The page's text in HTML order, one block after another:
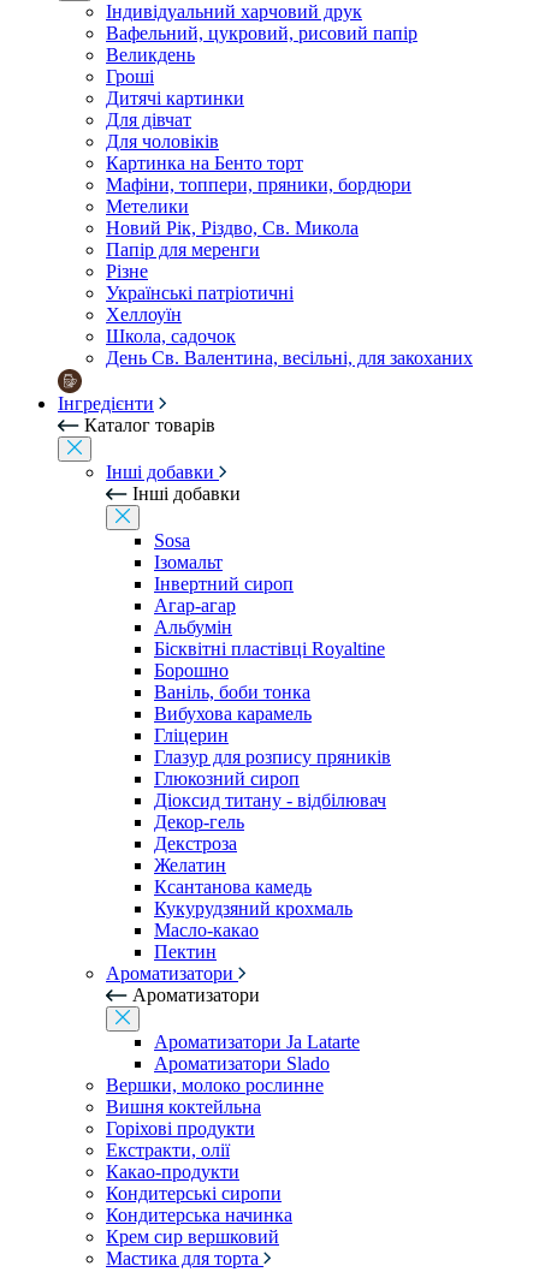
Індивідуальний харчовий друк
Вафельний, цукровий, рисовий папір
Великдень
Гроші
Дитячі картинки
Для дівчат
Для чоловіків
Картинка на Бенто торт
Мафіни, топпери, пряники, бордюри
Метелики
Новий Рік, Різдво, Св. Микола
Папір для меренги
Різне
Українські патріотичні
Хеллоуїн
Школа, садочок
День Св. Валентина, весільні, для закоханих
Інгредієнти
Каталог товарів
Інші добавки
Інші добавки
Sosa
Ізомальт
Інвертний сироп
Агар-агар
Альбумін
Бісквітні пластівці Royaltine
Борошно
Ваніль, боби тонка
Вибухова карамель
Гліцерин
Глазур для розпису пряників
Глюкозний сироп
Діоксид титану - відбілювач
Декор-гель
Декстроза
Желатин
Ксантанова камедь
Кукурудзяний крохмаль
Масло-какао
Пектин
Ароматизатори
Ароматизатори
Ароматизатори Ja Latarte
Ароматизатори Slado
Вершки, молоко рослинне
Вишня коктейльна
Горіхові продукти
Екстракти, олії
Какао-продукти
Кондитерські сиропи
Кондитерська начинка
Крем сир вершковий
Мастика для торта